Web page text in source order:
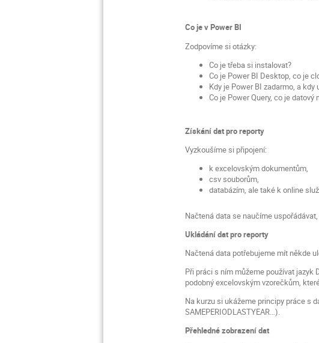
Co je v Power BI
Zodpovíme si otázky:
Co je třeba si instalovat?
Co je Power BI Desktop, co je
Kdy je Power BI zadarmo, a
Co je Power Query, co je
Získání dat pro reporty
Vyzkoušíme si připojení:
k excelovským dokumentům,
csv souborům,
databázím, ale také k online
Načtená data se naučíme
Ukládání dat pro reporty
Načtená data potřebujeme mít někde
Při práci s ním můžeme používat jazyk
podobný excelovským vzorečkům,
Na kurzu si ukážeme principy práce s
SAMEPERIODLASTYEAR…).
Přehledné zobrazení dat